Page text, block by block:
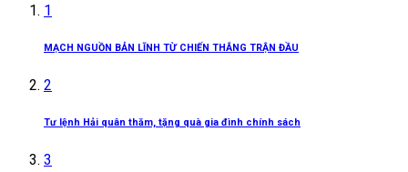
1
MẠCH NGUỒN BẢN LĨNH TỪ CHIẾN THẮNG TRẬN ĐẦU
2
Tư lệnh Hải quân thăm, tặng quà gia đình chính sách
3